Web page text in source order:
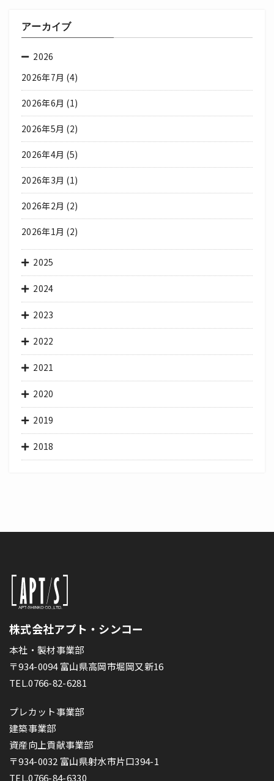
アーカイブ
2026
2026年7月 (4)
2026年6月 (1)
2026年5月 (2)
2026年4月 (5)
2026年3月 (1)
2026年2月 (2)
2026年1月 (2)
2025
2024
2023
2022
2021
2020
2019
2018
株式会社アプト・シンコー
本社・製材事業部
〒934-0094 富山県高岡市堀岡又新16
TEL.0766-82-6281
プレカット事業部
建築事業部
資産向上貢献事業部
〒934-0032 富山県射水市片口394-1
TEL.0766-84-6330